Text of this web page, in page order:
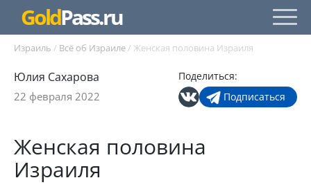
GoldPass.ru
Израиль / Всё об Израиле/ Женская половина Израиля
Юлия Сахарова
22 февраля 2022
Поделиться:
Подписаться
Женская половина
Израиля